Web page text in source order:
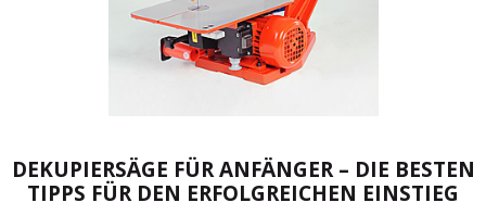
DEKUPIERSÄGE FÜR ANFÄNGER – DIE BESTEN
TIPPS FÜR DEN ERFOLGREICHEN EINSTIEG